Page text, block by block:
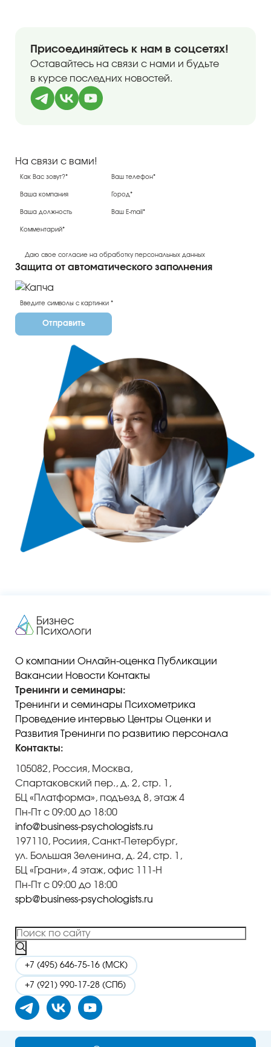
Присоединяйтесь к нам в соцсетях!
Оставайтесь на связи с нами и будьте
в курсе последних новостей.
На связи с вами!
Даю свое согласие на обработку персональных данных
Защита от автоматического заполнения
Отправить
О компании Онлайн-оценка Публикации
Вакансии Новости Контакты
Тренинги и семинары:
Тренинги и семинары Психометрика
Проведение интервью Центры Оценки и
Развития Тренинги по развитию персонала
Контакты:
105082, Россия, Москва,
Спартаковский пер., д. 2, стр. 1,
БЦ «Платформа», подъезд 8, этаж 4
Пн-Пт с 09:00 до 18:00
info@business-psychologists.ru
197110, Росиия, Санкт-Петербург,
ул. Большая Зеленина, д. 24, стр. 1,
БЦ «Грани», 4 этаж, офис 111-Н
Пн-Пт с 09:00 до 18:00
spb@business-psychologists.ru
+7 (495) 646-75-16 (МСК)
+7 (921) 990-17-28 (СПб)
Политика в отношении обработки